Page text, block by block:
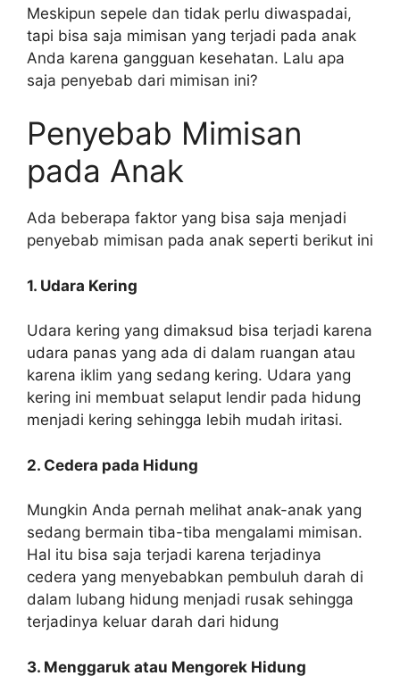
Meskipun sepele dan tidak perlu diwaspadai,
tapi bisa saja mimisan yang terjadi pada anak
Anda karena gangguan kesehatan. Lalu apa
saja penyebab dari mimisan ini?
Penyebab Mimisan
pada Anak
Ada beberapa faktor yang bisa saja menjadi
penyebab mimisan pada anak seperti berikut ini
1. Udara Kering
Udara kering yang dimaksud bisa terjadi karena
udara panas yang ada di dalam ruangan atau
karena iklim yang sedang kering. Udara yang
kering ini membuat selaput lendir pada hidung
menjadi kering sehingga lebih mudah iritasi.
2. Cedera pada Hidung
Mungkin Anda pernah melihat anak-anak yang
sedang bermain tiba-tiba mengalami mimisan.
Hal itu bisa saja terjadi karena terjadinya
cedera yang menyebabkan pembuluh darah di
dalam lubang hidung menjadi rusak sehingga
terjadinya keluar darah dari hidung
3. Menggaruk atau Mengorek Hidung